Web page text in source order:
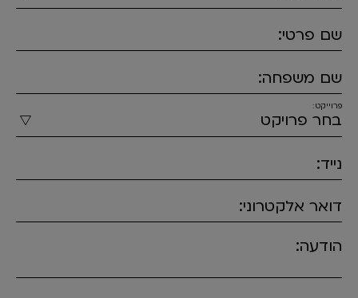
שם פרטי:
שם משפחה:
פרוייקט:
נייד:
דואר אלקטרוני:
הודעה: